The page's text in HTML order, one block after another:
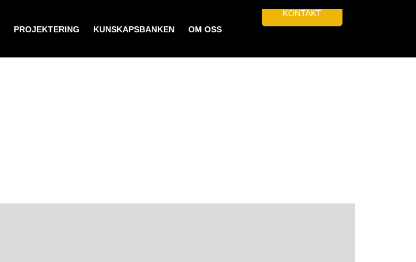
PROJEKTERING KUNSKAPSBANKEN OM OSS
KONTAKT